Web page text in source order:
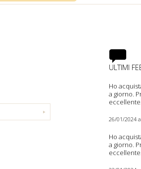
ULTIMI
Ho
a giorno.
26/01/2024
Ho
a giorno.